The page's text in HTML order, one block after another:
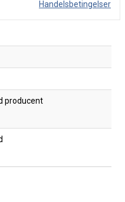
Handelsbetingelser
producent